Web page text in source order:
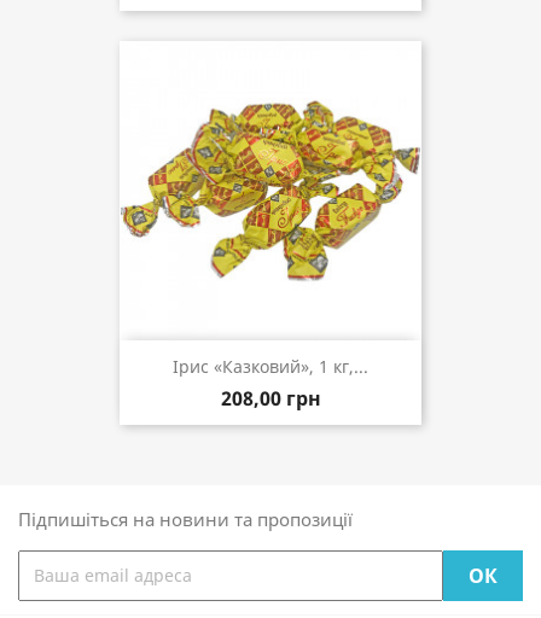
Ірис «Казковий», 1 кг,...
208,00 грн
Підпишіться на новини та пропозиції